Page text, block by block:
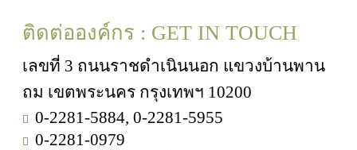
ติดต่อองค์กร : GET IN TOUCH
เลขที่ 3 ถนนราชดำเนินนอก แขวงบ้านพาน
ถม เขตพระนคร กรุงเทพฯ 10200
0-2281-5884, 0-2281-5955
0-2281-0979